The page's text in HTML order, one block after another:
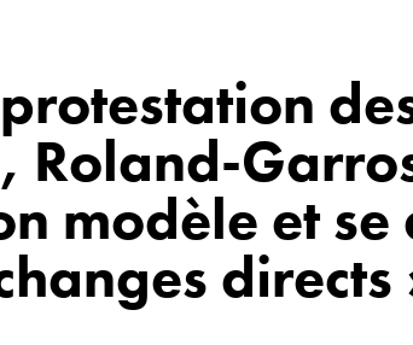
Roland-
modèle et
directs